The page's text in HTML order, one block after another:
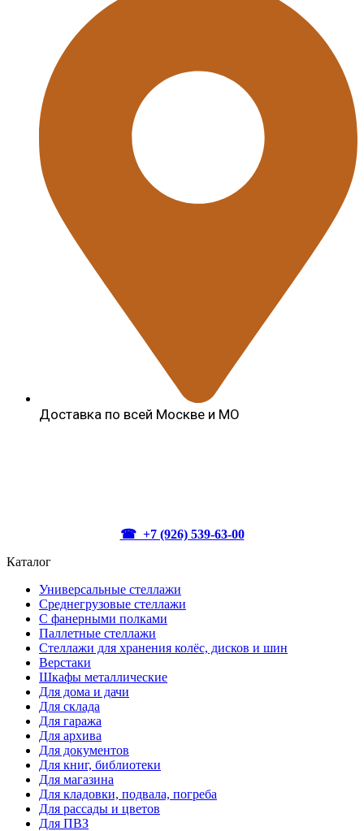
Доставка по всей Москве и МО
☎ +7 (926) 539-63-00
Каталог
Универсальные стеллажи
Среднегрузовые стеллажи
С фанерными полками
Паллетные стеллажи
Стеллажи для хранения колёс, дисков и шин
Верстаки
Шкафы металлические
Для дома и дачи
Для склада
Для гаража
Для архива
Для документов
Для книг, библиотеки
Для магазина
Для кладовки, подвала, погреба
Для рассады и цветов
Для ПВЗ